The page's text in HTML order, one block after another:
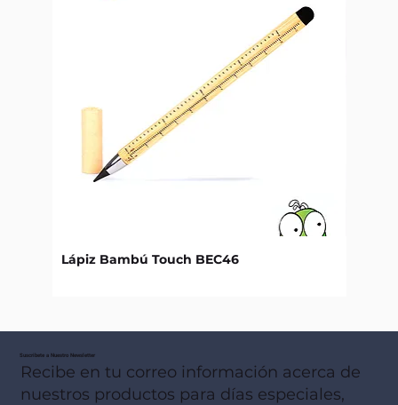
Lápiz Bambú Touch BEC46
Suscribete a Nuestro Newsletter
Recibe en tu correo información acerca de
nuestros productos para días especiales,